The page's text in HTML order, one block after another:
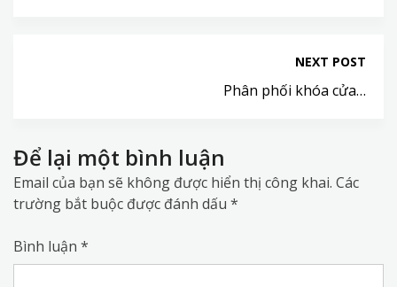
NEXT POST
Phân phối khóa cửa…
Để lại một bình luận
Email của bạn sẽ không được hiển thị công khai. Các
trường bắt buộc được đánh dấu *
Bình luận *